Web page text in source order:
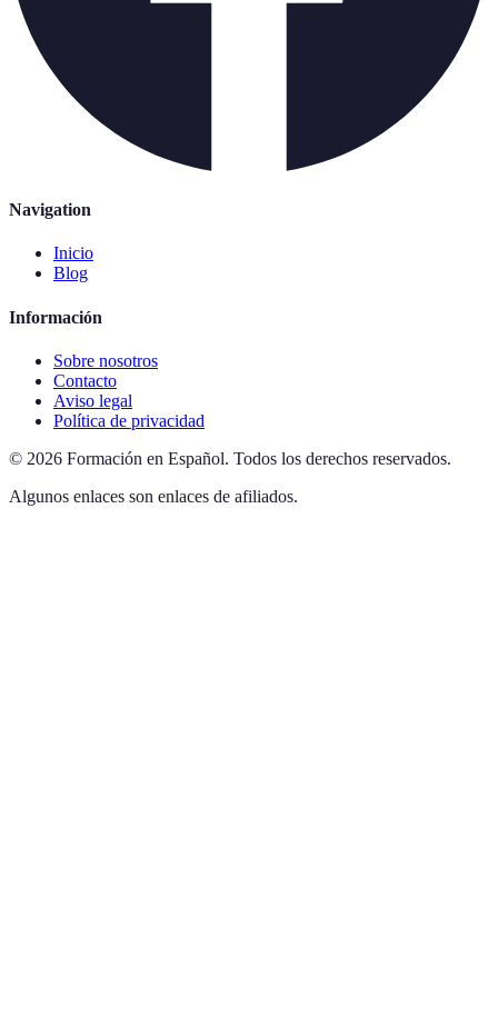
Navigation
Inicio
Blog
Información
Sobre nosotros
Contacto
Aviso legal
Política de privacidad
© 2026 Formación en Español. Todos los derechos reservados.
Algunos enlaces son enlaces de afiliados.